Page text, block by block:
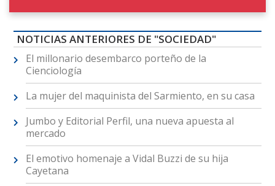
NOTICIAS ANTERIORES DE "SOCIEDAD"
El millonario desembarco porteño de la
Cienciología
La mujer del maquinista del Sarmiento, en su casa
Jumbo y Editorial Perfil, una nueva apuesta al
mercado
El emotivo homenaje a Vidal Buzzi de su hija
Cayetana